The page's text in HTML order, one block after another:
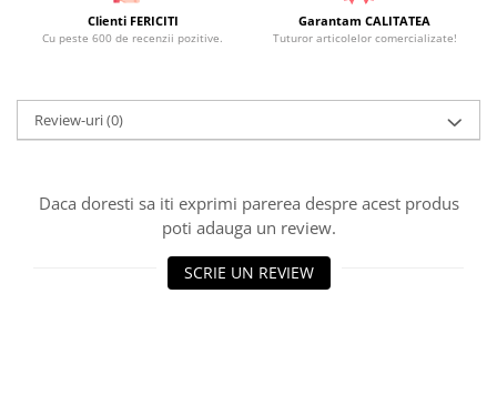
Clienti FERICITI
Cu peste 600 de recenzii pozitive.
Garantam CALITATEA
Tuturor articolelor comercializate!
Review-uri(0)
Daca doresti sa iti exprimi parerea despre acest produs
poti adauga un review.
SCRIE UN REVIEW